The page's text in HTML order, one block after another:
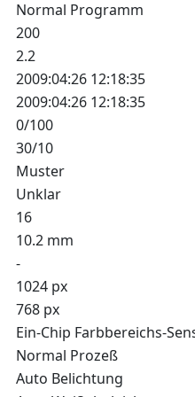
Normal Programm
200
2.2
2009:04:26 12:18:35
2009:04:26 12:18:35
0/100
30/10
Muster
Unklar
16
10.2 mm
-
1024 px
768 px
Ein-Chip Farbbereichs-
Normal Prozeß
Auto Belichtung